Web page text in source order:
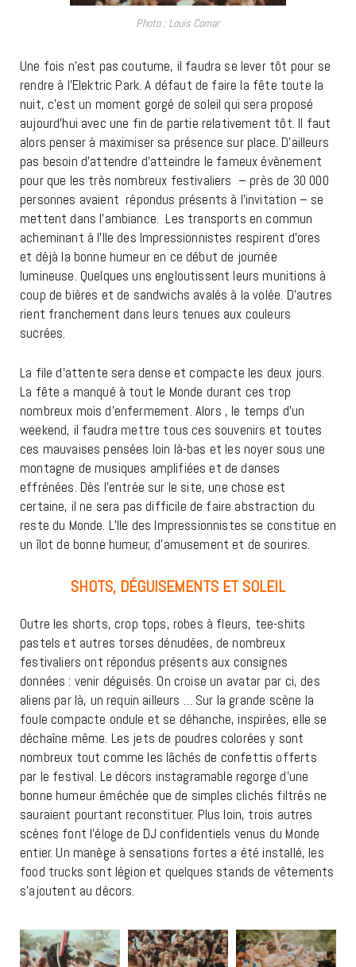
Photo : Louis Comar
Une fois n’est pas coutume, il faudra se lever tôt pour se
rendre à l’Elektric Park. A défaut de faire la fête toute la
nuit, c’est un moment gorgé de soleil qui sera proposé
aujourd’hui avec une fin de partie relativement tôt. Il faut
alors penser à maximiser sa présence sur place. D’ailleurs
pas besoin d’attendre d’atteindre le fameux évènement
pour que les très nombreux festivaliers – près de 30 000
personnes avaient répondus présents à l’invitation – se
mettent dans l’ambiance. Les transports en commun
acheminant à l’Ile des Impressionnistes respirent d’ores
et déjà la bonne humeur en ce début de journée
lumineuse. Quelques uns engloutissent leurs munitions à
coup de bières et de sandwichs avalés à la volée. D’autres
rient franchement dans leurs tenues aux couleurs
sucrées.
La file d’attente sera dense et compacte les deux jours.
La fête a manqué à tout le Monde durant ces trop
nombreux mois d’enfermement. Alors , le temps d’un
weekend, il faudra mettre tous ces souvenirs et toutes
ces mauvaises pensées loin là-bas et les noyer sous une
montagne de musiques amplifiées et de danses
effrénées. Dès l’entrée sur le site, une chose est
certaine, il ne sera pas difficile de faire abstraction du
reste du Monde. L’Ile des Impressionnistes se constitue en
un îlot de bonne humeur, d’amusement et de sourires.
SHOTS, DÉGUISEMENTS ET SOLEIL
Outre les shorts, crop tops, robes à fleurs, tee-shits
pastels et autres torses dénudées, de nombreux
festivaliers ont répondus présents aux consignes
données : venir déguisés. On croise un avatar par ci, des
aliens par là, un requin ailleurs … Sur la grande scène la
foule compacte ondule et se déhanche, inspirées, elle se
déchaîne même. Les jets de poudres colorées y sont
nombreux tout comme les lâchés de confettis offerts
par le festival. Le décors instagramable regorge d’une
bonne humeur éméchée que de simples clichés filtrés ne
sauraient pourtant reconstituer. Plus loin, trois autres
scènes font l’éloge de DJ confidentiels venus du Monde
entier. Un manège à sensations fortes a été installé, les
food trucks sont légion et quelques stands de vêtements
s’ajoutent au décors.